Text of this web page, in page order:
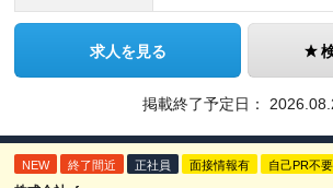
求人を見る
掲載終了予定日：
NEW 終了間近 正社員 面接情報有 自己PR不要